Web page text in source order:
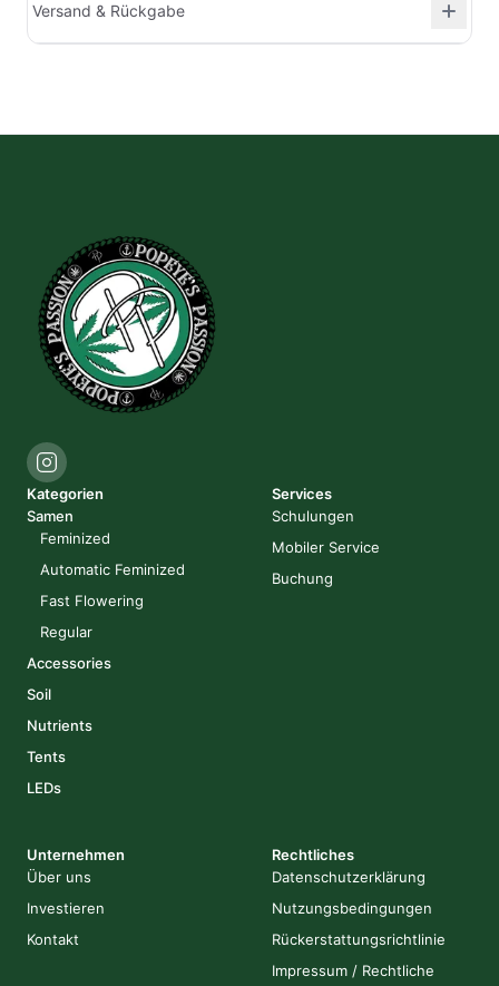
Versand & Rückgabe
Kategorien
Samen
Feminized
Automatic Feminized
Fast Flowering
Regular
Accessories
Soil
Nutrients
Tents
LEDs
Services
Schulungen
Mobiler Service
Buchung
Unternehmen
Über uns
Investieren
Kontakt
Rechtliches
Datenschutzerklärung
Nutzungsbedingungen
Rückerstattungsrichtlinie
Impressum / Rechtliche